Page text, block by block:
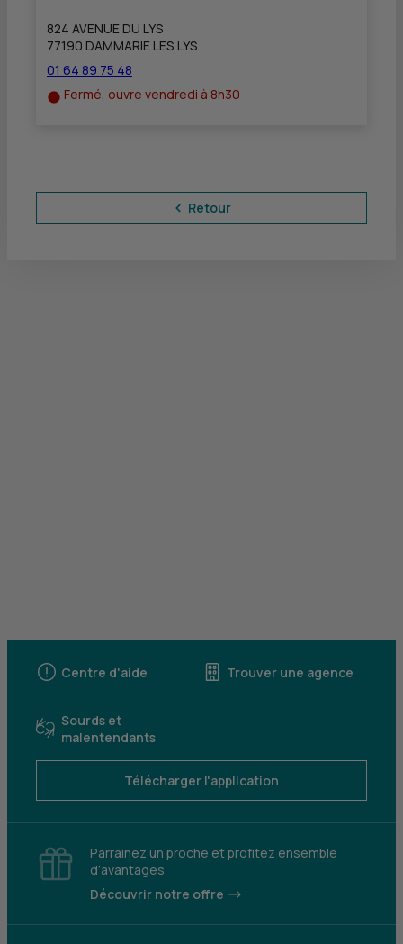
824 AVENUE DU LYS
77190 DAMMARIE LES LYS
01 64 89 75 48
Fermé, ouvre vendredi à 8h30
Retour
Centre d'aide Trouver une agence
Sourds et
malentendants
Télécharger l'application
Parrainez un proche et profitez ensemble
d’avantages
Découvrir notre offre